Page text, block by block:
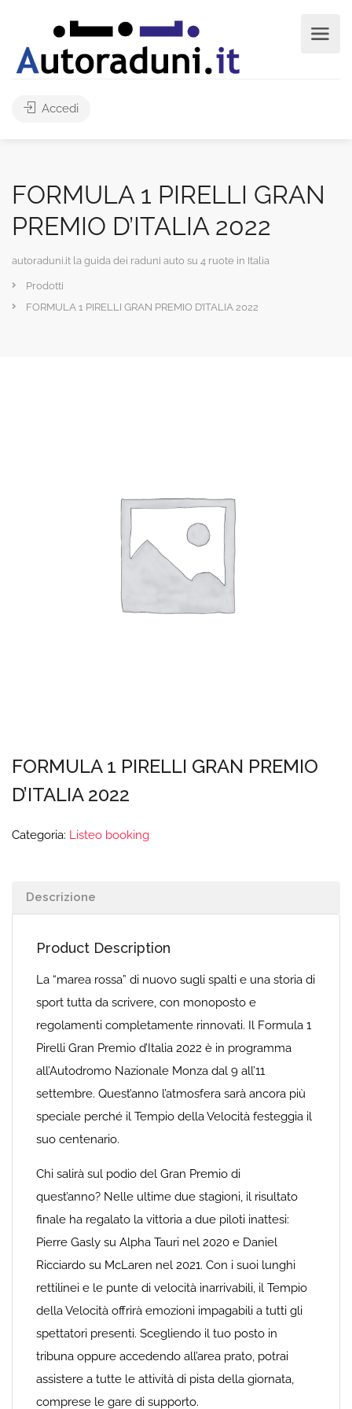
Accedi
FORMULA 1 PIRELLI GRAN
PREMIO D’ITALIA 2022
autoraduni.it la guida dei raduni auto su 4 ruote in Italia
Prodotti
FORMULA 1 PIRELLI GRAN PREMIO D’ITALIA 2022
FORMULA 1 PIRELLI GRAN PREMIO
D’ITALIA 2022
Categoria: Listeo booking
Descrizione
Product Description
La “marea rossa” di nuovo sugli spalti e una storia di
sport tutta da scrivere, con monoposto e
regolamenti completamente rinnovati. Il Formula 1
Pirelli Gran Premio d’Italia 2022 è in programma
all’Autodromo Nazionale Monza dal 9 all’11
settembre. Quest’anno l’atmosfera sarà ancora più
speciale perché il Tempio della Velocità festeggia il
suo centenario.
Chi salirà sul podio del Gran Premio di
quest’anno? Nelle ultime due stagioni, il risultato
finale ha regalato la vittoria a due piloti inattesi:
Pierre Gasly su Alpha Tauri nel 2020 e Daniel
Ricciardo su McLaren nel 2021. Con i suoi lunghi
rettilinei e le punte di velocità inarrivabili, il Tempio
della Velocità offrirà emozioni impagabili a tutti gli
spettatori presenti. Scegliendo il tuo posto in
tribuna oppure accedendo all’area prato, potrai
assistere a tutte le attività di pista della giornata,
comprese le gare di supporto.